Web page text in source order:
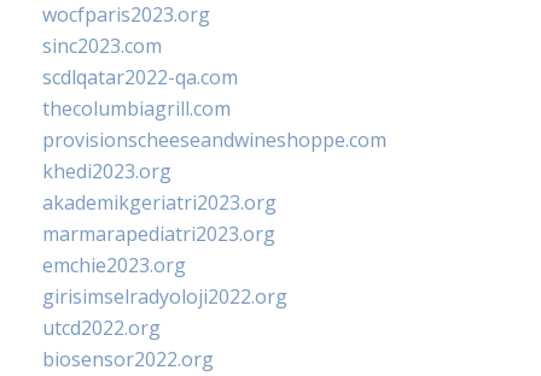
wocfparis2023.org
sinc2023.com
scdlqatar2022-qa.com
thecolumbiagrill.com
provisionscheeseandwineshoppe.com
khedi2023.org
akademikgeriatri2023.org
marmarapediatri2023.org
emchie2023.org
girisimselradyoloji2022.org
utcd2022.org
biosensor2022.org